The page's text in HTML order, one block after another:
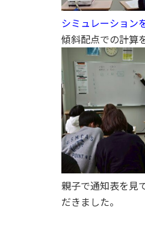
シミュレーション
傾斜配点での計算
親子で通知表を見
だきました。